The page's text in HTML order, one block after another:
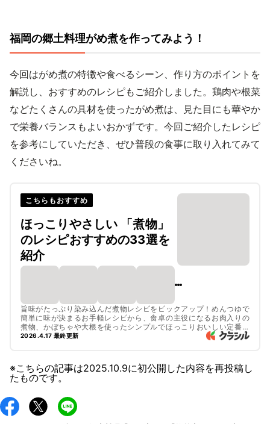
福岡の郷土料理がめ煮を作ってみよう！
今回はがめ煮の特徴や食べるシーン、作り方のポイントを
解説し、おすすめのレシピもご紹介しました。鶏肉や根菜
などたくさんの具材を使ったがめ煮は、見た目にも華やか
で栄養バランスもよいおかずです。今回ご紹介したレシピ
を参考にしていただき、ぜひ普段の食事に取り入れてみて
くださいね。
こちらもおすすめ
ほっこりやさしい 「煮物」
のレシピおすすめの33選を
紹介
旨味がたっぷり染み込んだ煮物レシピをピックアップ！めんつゆで
簡単に味が決まるお手軽レシピから、食卓の主役になるお肉入りの
煮物、かぼちゃや大根を使ったシンプルでほっこりおいしい定番煮
物まで幅広くご紹介しています。ぜひ、お気に入りの一品を見つけ
2026.4.17 最終更新
※こちらの記事は2025.10.9に初公開した内容を再投稿し
たものです。